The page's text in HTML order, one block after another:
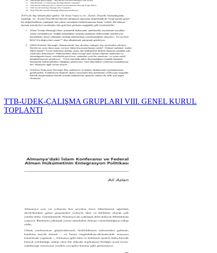
TTB-UDEK-ÇALIŞMA GRUPLARI VIII. GENEL KURUL
TOPLANTI